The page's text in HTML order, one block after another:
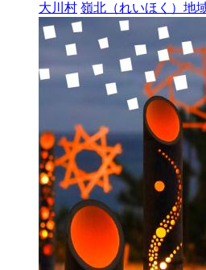
大川村 嶺北（れいほく）地